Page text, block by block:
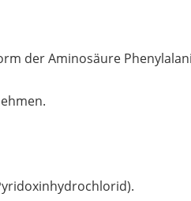
der Aminosäure